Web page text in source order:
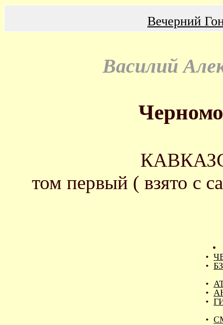
Вечерний
Василий
том первый ( взято с
•
•
•
•
•
•